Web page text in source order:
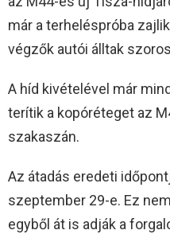
már a terheléspróba
végzők autói álltak
A híd kivételével már
terítik a kopóréteget az
szakaszán.
Az átadás eredeti
szeptember 29-e. Ez
egyből át is adják a